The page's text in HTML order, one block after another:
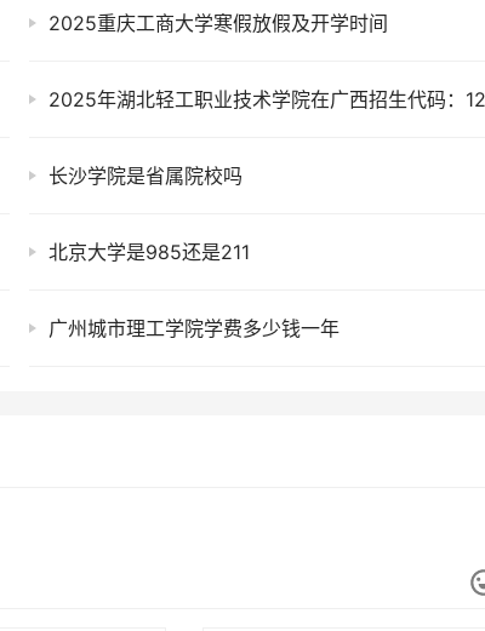
2025重庆工商大学寒假放假及开学时间
长沙学院是省属院校吗
北京大学是985还是211
广州城市理工学院学费多少钱一年